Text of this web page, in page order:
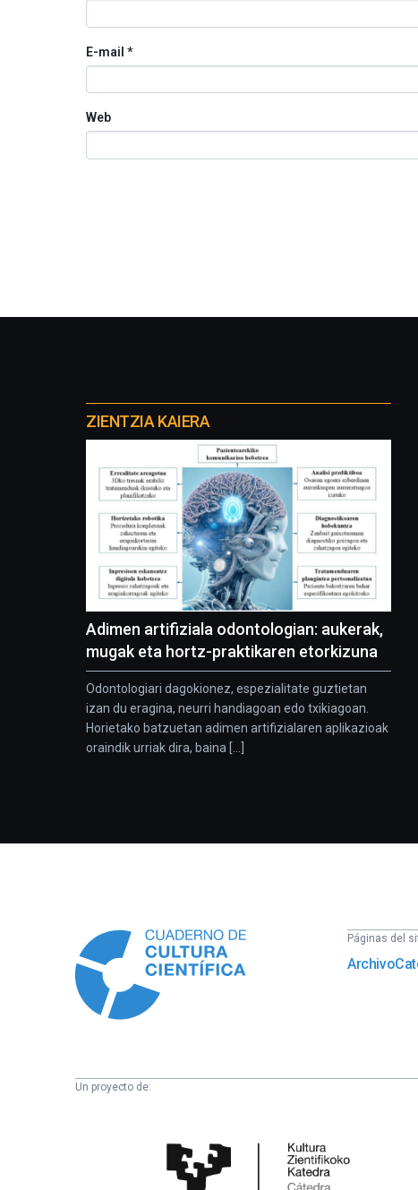
E-mail *
Web
proyectos
ZIENTZIA KAIERA
Adimen artifiziala odontologian: aukerak,
mugak eta hortz-praktikaren etorkizuna
Odontologiari dagokionez, espezialitate guztietan
izan du eragina, neurri handiagoan edo txikiagoan.
Horietako batzuetan adimen artifizialaren aplikazioak
oraindik urriak dira, baina [...]
Páginas del
Archivo
Un proyecto de:
Científica